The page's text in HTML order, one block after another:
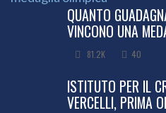
QUANTO
VINCONO UNA
81.2K 40
ISTITUTO PER IL
VERCELLI, PRIMA